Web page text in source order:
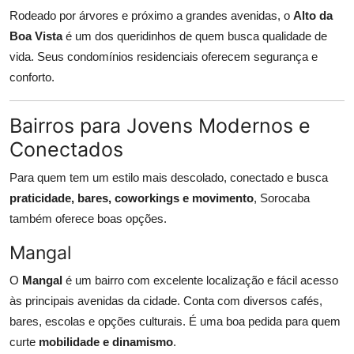
Rodeado por árvores e próximo a grandes avenidas, o Alto da
Boa Vistaé um dos queridinhos de quem busca qualidade de
vida. Seus condomínios residenciais oferecem segurança e
conforto.
Bairros para Jovens Modernos e
Conectados
Para quem tem um estilo mais descolado, conectado e busca
praticidade, bares, coworkings e movimento, Sorocaba
também oferece boas opções.
Mangal
O Mangal é um bairro com excelente localização e fácil acesso
às principais avenidas da cidade. Conta com diversos cafés,
bares, escolas e opções culturais. É uma boa pedida para quem
curte mobilidade e dinamismo.